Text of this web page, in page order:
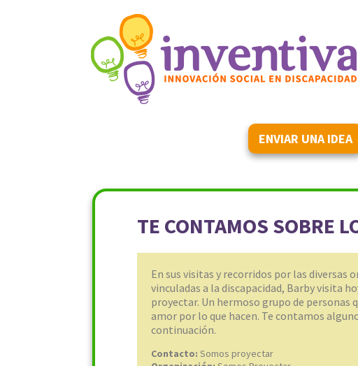
ENVIAR UNA IDEA
TE CONTAMOS SOBRE
En sus visitas y recorridos por las diversas
vinculadas a la discapacidad, Barby visita
proyectar. Un hermoso grupo de personas
amor por lo que hacen. Te contamos
continuación.
Contacto: Somos proyectar